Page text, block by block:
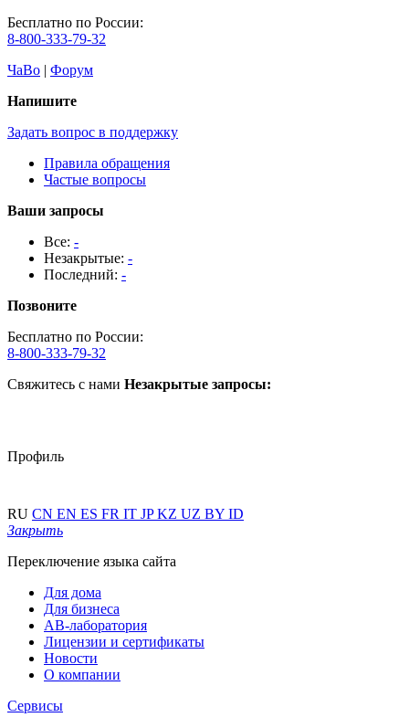
Бесплатно по России:
8-800-333-79-32
ЧаВо | Форум
Напишите
Задать вопрос в поддержку
Правила обращения
Частые вопросы
Ваши запросы
Все: -
Незакрытые: -
Последний: -
Позвоните
Бесплатно по России:
8-800-333-79-32
Свяжитесь с нами Незакрытые запросы:
Профиль
RU CN EN ES FR IT JPKZ UZ BY ID
Закрыть
Переключение языка сайта
Для дома
Для бизнеса
АВ-лаборатория
Лицензии и сертификаты
Новости
О компании
Сервисы